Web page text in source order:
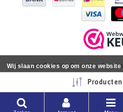
Copyright © 2026 - De online
tot aflak. - All rights reserved -
Wij slaan cookies op om onze
Nee